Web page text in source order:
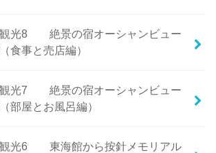
観光8 絶景の宿オーシャンビュー
食事と売店編）
観光7 絶景の宿オーシャンビュー
部屋とお風呂編）
観光6 東海館から按針メモリアル